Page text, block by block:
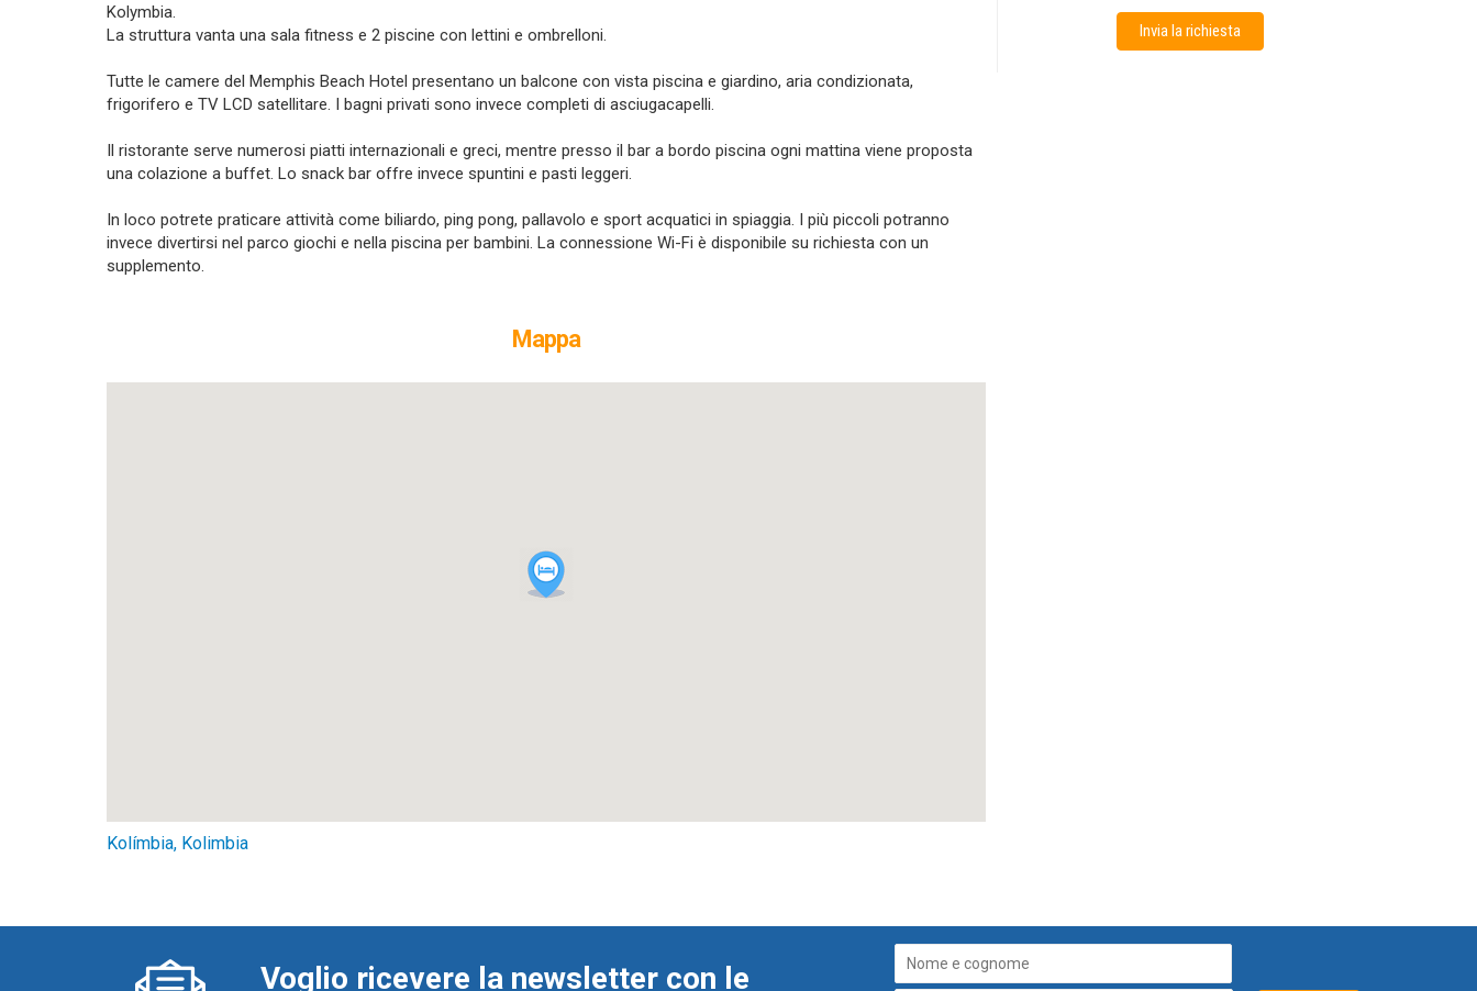
Kolymbia.
La struttura vanta una sala fitness e 2 piscine con lettini e ombrelloni.
Tutte le camere del Memphis Beach Hotel presentano un balcone con vista piscina e giardino, aria condizionata,
frigorifero e TV LCD satellitare. I bagni privati sono invece completi di asciugacapelli.
Il ristorante serve numerosi piatti internazionali e greci, mentre presso il bar a bordo piscina ogni mattina viene proposta
una colazione a buffet. Lo snack bar offre invece spuntini e pasti leggeri.
In loco potrete praticare attività come biliardo, ping pong, pallavolo e sport acquatici in spiaggia. I più piccoli potranno
invece divertirsi nel parco giochi e nella piscina per bambini. La connessione Wi-Fi è disponibile su richiesta con un
supplemento.
Mappa
Kolímbia, Kolimbia
Invia la richiesta
Voglio ricevere la newsletter con le